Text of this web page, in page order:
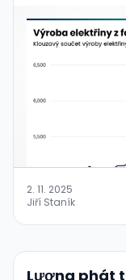
2. 11. 2025
Jiří Staník
Lượng phát